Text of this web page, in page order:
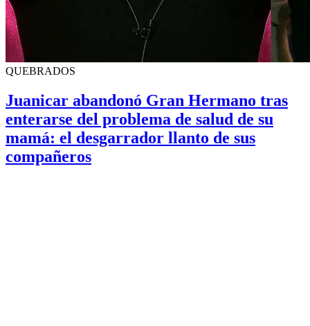
QUEBRADOS
Juanicar abandonó Gran Hermano tras
enterarse del problema de salud de su
mamá: el desgarrador llanto de sus
compañeros